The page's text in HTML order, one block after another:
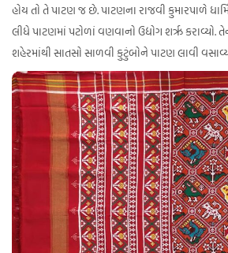
હોય તો તે પાટણ જ છે. પાટણના રાજવી કુમારપાળે
લીધે પાટણમાં પટોળાં વણવાનો ઉદ્યોગ શરૃ કરાવ્યો. તેને
શહેરમાંથી સાતસો સાળવી કુટુંબોને પાટણ લાવી